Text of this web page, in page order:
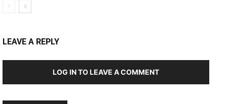
LEAVE A REPLY
LOG IN TO LEAVE A COMMENT